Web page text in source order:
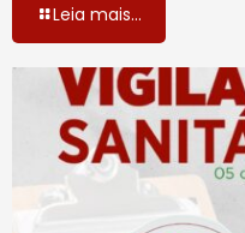
Leia mais...